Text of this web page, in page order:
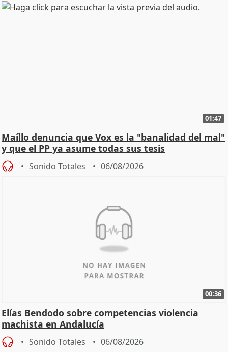
01:47
Maíllo denuncia que Vox es la "banalidad del mal"
y que el PP ya asume todas sus tesis
Sonido Totales 06/08/2026
00:36
Elías Bendodo sobre competencias violencia
machista en Andalucía
Sonido Totales 06/08/2026